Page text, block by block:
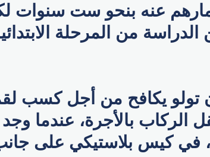
عنه بنحو ست سنوات
من المرحلة
تولو يكافح من أجل كسب
الركاب بالأجرة، عندما